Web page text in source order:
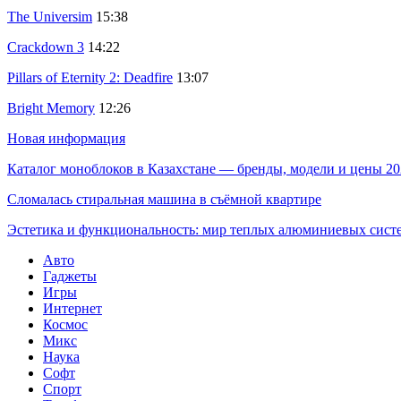
The Universim 15:38
Crackdown 3 14:22
Pillars of Eternity 2: Deadfire 13:07
Bright Memory 12:26
Новая информация
Каталог моноблоков в Казахстане — бренды, модели и цены
Сломалась стиральная машина в съёмной квартире
Эстетика и функциональность: мир теплых алюминиевых
Авто
Гаджеты
Игры
Интернет
Космос
Микс
Наука
Софт
Спорт